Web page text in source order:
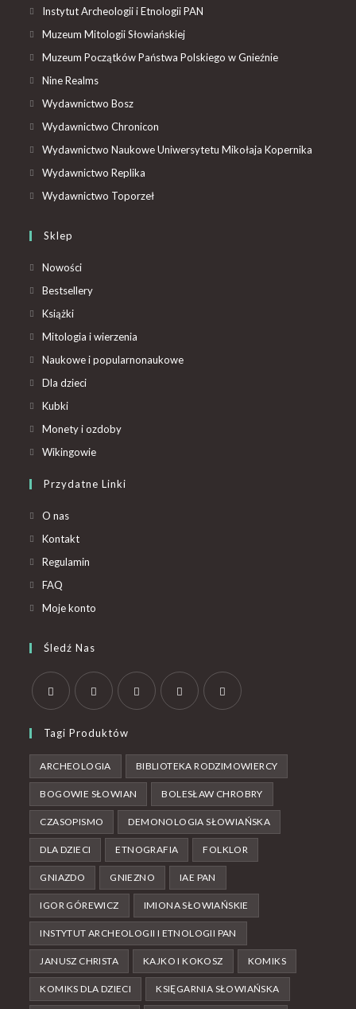
Instytut Archeologii i Etnologii PAN
Muzeum Mitologii Słowiańskiej
Muzeum Początków Państwa Polskiego w Gnieźnie
Nine Realms
Wydawnictwo Bosz
Wydawnictwo Chronicon
Wydawnictwo Naukowe Uniwersytetu Mikołaja Kopernika
Wydawnictwo Replika
Wydawnictwo Toporzeł
Sklep
Nowości
Bestsellery
Książki
Mitologia i wierzenia
Naukowe i popularnonaukowe
Dla dzieci
Kubki
Monety i ozdoby
Wikingowie
Przydatne Linki
O nas
Kontakt
Regulamin
FAQ
Moje konto
Śledź Nas
Tagi Produktów
ARCHEOLOGIA BIBLIOTEKA RODZIMOWIERCY
BOGOWIE SŁOWIAN BOLESŁAW CHROBRY
CZASOPISMO DEMONOLOGIA SŁOWIAŃSKA
DLA DZIECI ETNOGRAFIA FOLKLOR
GNIAZDO GNIEZNO IAE PAN
IGOR GÓREWICZ IMIONA SŁOWIAŃSKIE
INSTYTUT ARCHEOLOGII I ETNOLOGII PAN
JANUSZ CHRISTA KAJKO I KOKOSZ KOMIKS
KOMIKS DLA DZIECI KSIĘGARNIA SŁOWIAŃSKA